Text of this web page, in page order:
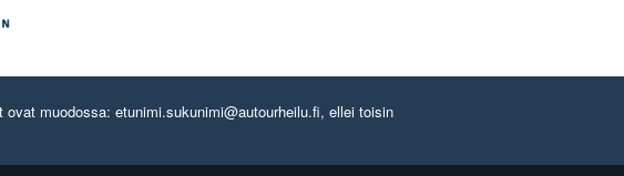
muodossa: etunimi.sukunimi@autourheilu.fi, ellei toisin